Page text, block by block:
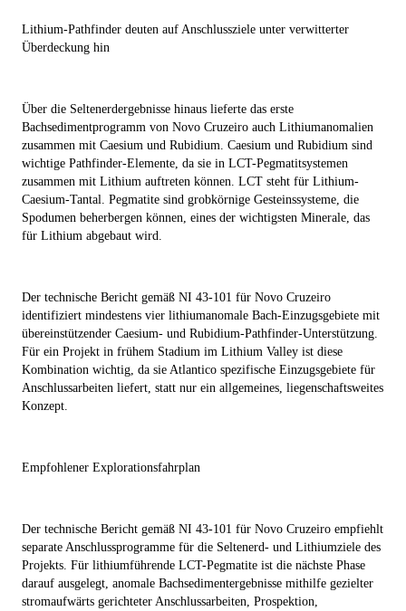
Lithium-Pathfinder deuten auf Anschlussziele unter verwitterter
Überdeckung hin
Über die Seltenerdergebnisse hinaus lieferte das erste
Bachsedimentprogramm von Novo Cruzeiro auch Lithiumanomalien
zusammen mit Caesium und Rubidium. Caesium und Rubidium sind
wichtige Pathfinder-Elemente, da sie in LCT-Pegmatitsystemen
zusammen mit Lithium auftreten können. LCT steht für Lithium-
Caesium-Tantal. Pegmatite sind grobkörnige Gesteinssysteme, die
Spodumen beherbergen können, eines der wichtigsten Minerale, das
für Lithium abgebaut wird.
Der technische Bericht gemäß NI 43-101 für Novo Cruzeiro
identifiziert mindestens vier lithiumanomale Bach-Einzugsgebiete mit
übereinstützender Caesium- und Rubidium-Pathfinder-Unterstützung.
Für ein Projekt in frühem Stadium im Lithium Valley ist diese
Kombination wichtig, da sie Atlantico spezifische Einzugsgebiete für
Anschlussarbeiten liefert, statt nur ein allgemeines, liegenschaftsweites
Konzept.
Empfohlener Explorationsfahrplan
Der technische Bericht gemäß NI 43-101 für Novo Cruzeiro empfiehlt
separate Anschlussprogramme für die Seltenerd- und Lithiumziele des
Projekts. Für lithiumführende LCT-Pegmatite ist die nächste Phase
darauf ausgelegt, anomale Bachsedimentergebnisse mithilfe gezielter
stromaufwärts gerichteter Anschlussarbeiten, Prospektion,